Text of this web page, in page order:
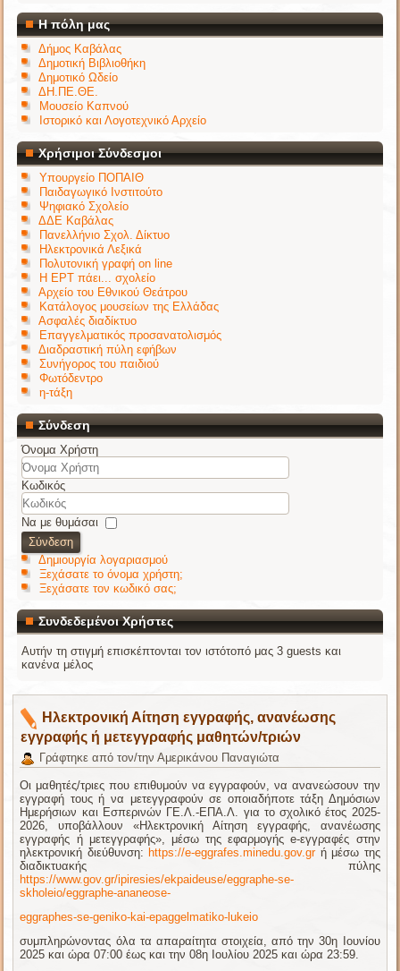
Η πόλη μας
Δήμος Καβάλας
Δημοτική Βιβλιοθήκη
Δημοτικό Ωδείο
ΔΗ.ΠΕ.ΘΕ.
Μουσείο Καπνού
Ιστορικό και Λογοτεχνικό Αρχείο
Χρήσιμοι Σύνδεσμοι
Υπουργείο ΠΟΠΑΙΘ
Παιδαγωγικό Ινστιτούτο
Ψηφιακό Σχολείο
ΔΔΕ Καβάλας
Πανελλήνιο Σχολ. Δίκτυο
Ηλεκτρονικά Λεξικά
Πολυτονική γραφή on line
Η ΕΡΤ πάει... σχολείο
Αρχείο του Εθνικού Θεάτρου
Κατάλογος μουσείων της Ελλάδας
Ασφαλές διαδίκτυο
Επαγγελματικός προσανατολισμός
Διαδραστική πύλη εφήβων
Συνήγορος του παιδιού
Φωτόδεντρο
η-τάξη
Σύνδεση
Όνομα Χρήστη
Κωδικός
Να με θυμάσαι
Σύνδεση
Δημιουργία λογαριασμού
Ξεχάσατε το όνομα χρήστη;
Ξεχάσατε τον κωδικό σας;
Συνδεδεμένοι Χρήστες
Αυτήν τη στιγμή επισκέπτονται τον ιστότοπό μας 3 guests και
κανένα μέλος
Ηλεκτρονική Αίτηση εγγραφής, ανανέωσης
εγγραφής ή μετεγγραφής μαθητών/τριών
Γράφτηκε από τον/την Αμερικάνου Παναγιώτα
Οι μαθητές/τριες που επιθυμούν να εγγραφούν, να ανανεώσουν την
εγγραφή τους ή να μετεγγραφούν σε οποιαδήποτε τάξη Δημόσιων
Ημερήσιων και Εσπερινών ΓΕ.Λ.-ΕΠΑ.Λ. για το σχολικό έτος 2025-
2026, υποβάλλουν «Ηλεκτρονική Αίτηση εγγραφής, ανανέωσης
εγγραφής ή μετεγγραφής», μέσω της εφαρμογής e-εγγραφές στην
ηλεκτρονική διεύθυνση: https://e-eggrafes.minedu.gov.gr ή μέσω της
διαδικτυακής πύλης
https://www.gov.gr/ipiresies/ekpaideuse/eggraphe-se-
skholeio/eggraphe-ananeose-
eggraphes-se-geniko-kai-epaggelmatiko-lukeio
συμπληρώνοντας όλα τα απαραίτητα στοιχεία,
από την 30η Ιουνίου
2025 και ώρα 07:00 έως και την 08η Ιουλίου 2025 και ώρα 23:59.